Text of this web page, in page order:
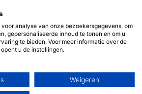
PRODUCTEN VOOR HET HELE
analyse van onze bezoekersgegevens, om
gepersonaliseerde inhoud te tonen en om u
te bieden. Voor meer informatie over de
u de instellingen.
Weigeren